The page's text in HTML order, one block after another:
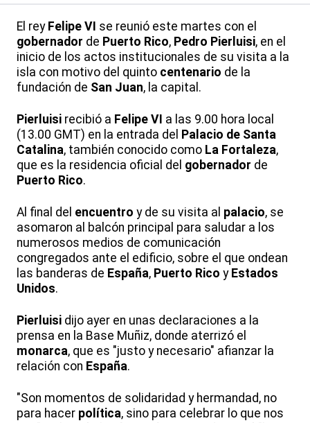
El rey Felipe VI se reunió este martes con el
gobernador de Puerto Rico, Pedro Pierluisi, en el
inicio de los actos institucionales de su visita a la
isla con motivo del quinto centenario de la
fundación de San Juan, la capital.
Pierluisi recibió a Felipe VI a las 9.00 hora local
(13.00 GMT) en la entrada del Palacio de Santa
Catalina, también conocido como La Fortaleza,
que es la residencia oficial del gobernador de
Puerto Rico.
Al final del encuentro y de su visita al palacio, se
asomaron al balcón principal para saludar a los
numerosos medios de comunicación
congregados ante el edificio, sobre el que ondean
las banderas de España, Puerto Rico y Estados
Unidos.
Pierluisi dijo ayer en unas declaraciones a la
prensa en la Base Muñiz, donde aterrizó el
monarca, que es "justo y necesario" afianzar la
relación con España.
"Son momentos de solidaridad y hermandad, no
para hacer política, sino para celebrar lo que nos